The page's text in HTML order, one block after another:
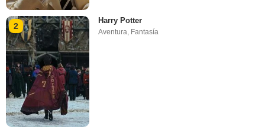
2
Harry Potter
Aventura, Fantasía